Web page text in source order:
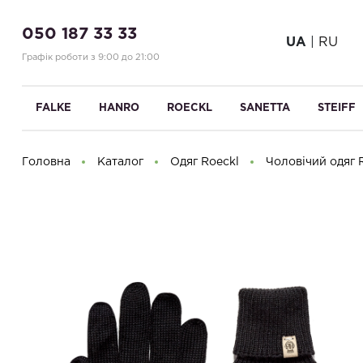
050 187 33 33
Графік роботи з 9:00 до 21:00
UA RU
FALKE HANRO ROECKL SANETTA STEIFF
Головна Каталог Одяг Roeckl Чоловічий одяг